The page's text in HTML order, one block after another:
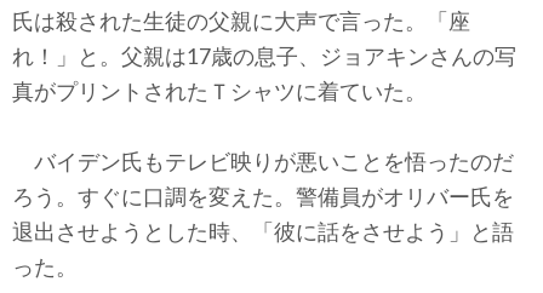
氏は殺された生徒の父親に大声で言った。「座
れ！」と。父親は17歳の息子、ジョアキンさんの写
真がプリントされたＴシャツに着ていた。
バイデン氏もテレビ映りが悪いことを悟ったのだ
ろう。すぐに口調を変えた。警備員がオリバー氏を
退出させようとした時、「彼に話をさせよう」と語
った。